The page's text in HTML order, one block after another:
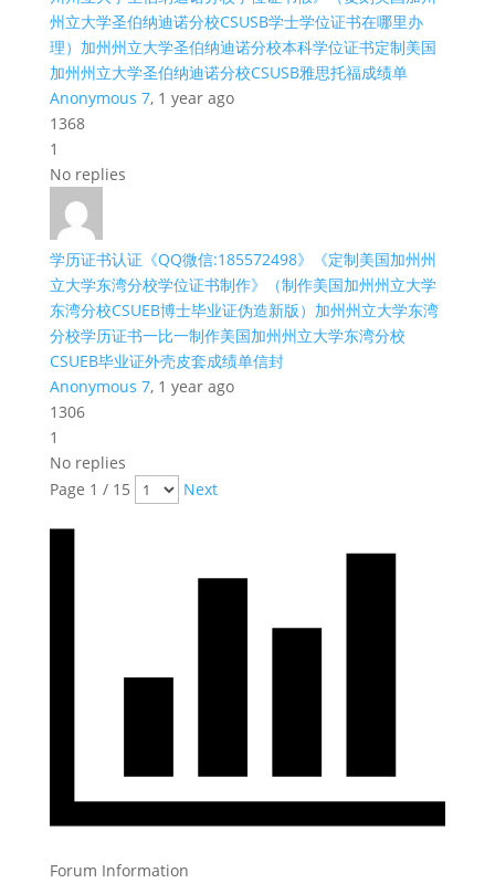
州立大学圣伯纳迪诺分校CSUSB学士学位证书在哪里办
理）加州州立大学圣伯纳迪诺分校本科学位证书定制美国
加州州立大学圣伯纳迪诺分校CSUSB雅思托福成绩单
Anonymous 7, 1 year ago
1368
1
No replies
学历证书认证《QQ微信:185572498》《定制美国加州州
立大学东湾分校学位证书制作》（制作美国加州州立大学
东湾分校CSUEB博士毕业证伪造新版）加州州立大学东湾
分校学历证书一比一制作美国加州州立大学东湾分校
CSUEB毕业证外壳皮套成绩单信封
Anonymous 7, 1 year ago
1306
1
No replies
Page 1 / 15
Next
Forum Information